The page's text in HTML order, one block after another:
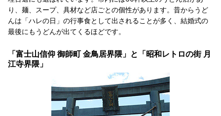
り、麺、スープ、具材など店ごとの個性があります。昔からうど
んは「ハレの日」の行事食として出されることが多く、結婚式の
最後にもうどんが出てくるほどです。
「富士山信仰 御師町 金鳥居界隈」と「昭和レトロの街 月
江寺界隈」